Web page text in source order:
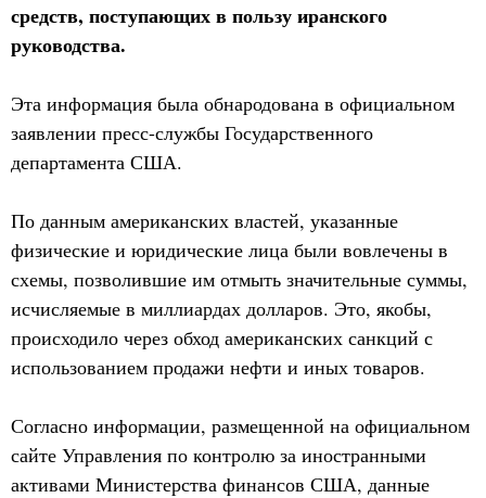
средств, поступающих в пользу иранского
руководства.
Эта информация была обнародована в официальном
заявлении пресс-службы Государственного
департамента США.
По данным американских властей, указанные
физические и юридические лица были вовлечены в
схемы, позволившие им отмыть значительные суммы,
исчисляемые в миллиардах долларов. Это, якобы,
происходило через обход американских санкций с
использованием продажи нефти и иных товаров.
Согласно информации, размещенной на официальном
сайте Управления по контролю за иностранными
активами Министерства финансов США, данные